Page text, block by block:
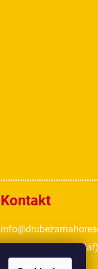
Kontakt
777 018 467(kancelář)